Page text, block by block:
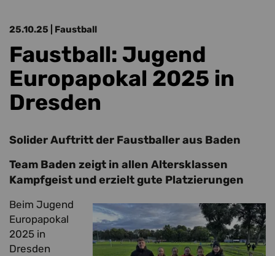
25.10.25 | Faustball
Faustball: Jugend
Europapokal 2025 in
Dresden
Solider Auftritt der Faustballer aus Baden
Team Baden zeigt in allen Altersklassen
Kampfgeist und erzielt gute Platzierungen
Beim Jugend
Europapokal
2025 in
Dresden